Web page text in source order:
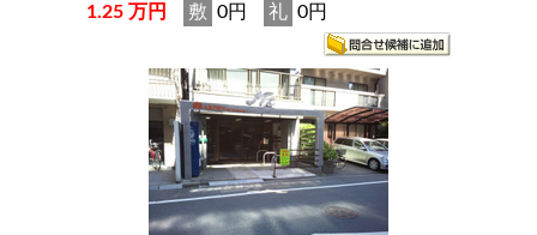
1.25 万円 敷 0円 礼 0円